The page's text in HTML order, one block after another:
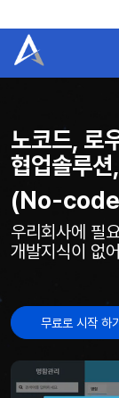
홈으로 이동
노코드, 로
협업솔루
(No-
우리회사에 필
개발지식이 없
무료로 시작 하